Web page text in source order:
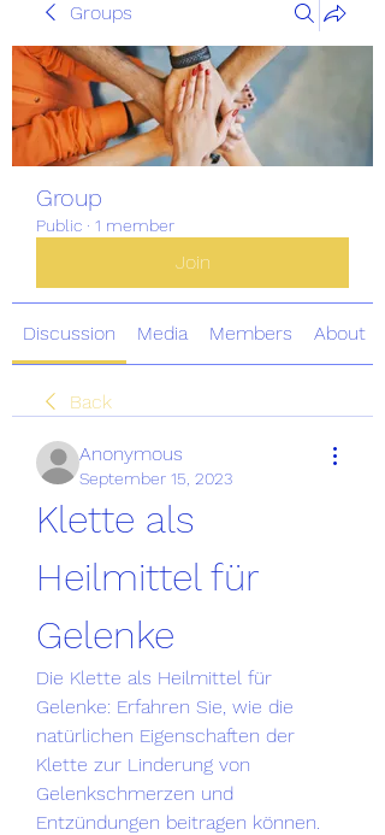
Groups
Group
Public · 1 member
Join
Discussion Media Members About
Back
Anonymous
September 15, 2023
Klette als
Heilmittel für
Gelenke
Die Klette als Heilmittel für
Gelenke: Erfahren Sie, wie die
natürlichen Eigenschaften der
Klette zur Linderung von
Gelenkschmerzen und
Entzündungen beitragen können.